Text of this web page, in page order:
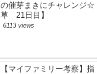
の催芽まきにチャレンジ☆
草 21日目】
6113 views
【マイファミリー考察】